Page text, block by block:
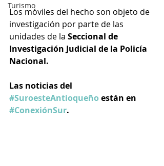
Turismo
Los móviles del hecho son objeto de
investigación por parte de las
unidades de la Seccional de
Investigación Judicial de la Policía
Nacional.
Las noticias del
#SuroesteAntioqueño están en
#ConexiónSur.